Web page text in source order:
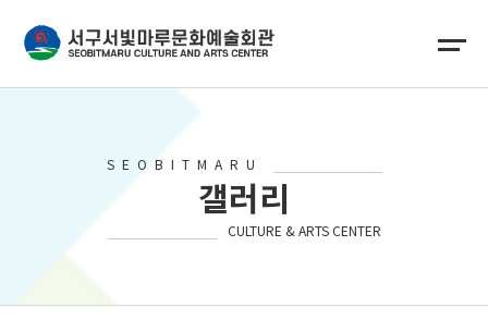
SEOBITMARU
갤러리
CULTURE & ARTS CENTER